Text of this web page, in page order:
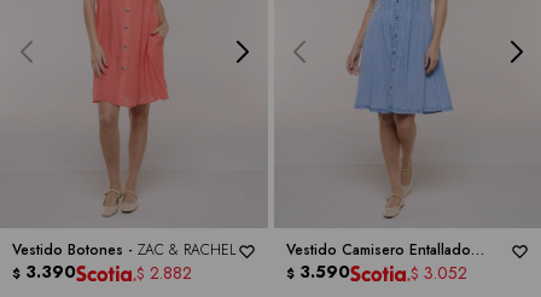
Vestido Botones - ZAC & RACHEL
$ 3.390 $ 2.882
Vestido Camisero Entallado
Denim -ZAC & RACHEL
$ 3.590 $ 3.052